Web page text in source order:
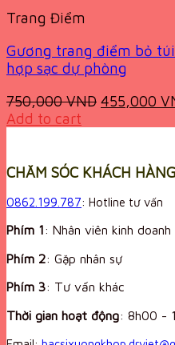
Trang Điểm
Gương trang điểm bỏ
hợp sạc dự phòng
750,000VND Original
455,000
Add to cart
CHĂM SÓC KHÁCH HÀNG
0862.199.787: Hotline tư vấn
Phím 1: Nhân viên kinh doanh
Phím 2: Gặp nhân sự
Phím 3: Tư vấn khác
Thời gian hoạt động: 8h00 -